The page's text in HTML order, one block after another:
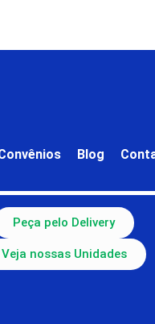
Blog
Peça pelo Delivery
Veja nossas Unidades